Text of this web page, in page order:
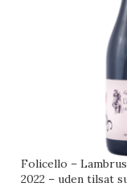
Folicello –
2022 – uden tilsat